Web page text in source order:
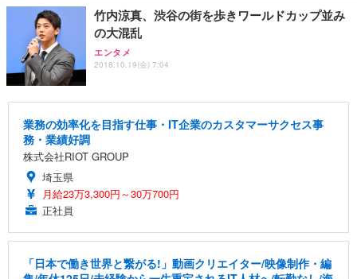
竹内涼真、渋谷の街を歩きワールドカップ並み
の大混乱
エンタメ
2018.10.19(金) 7:04
業務の効率化を目指す仕事・IT企業のカスタマーサクセス事
務・業績好調
株式会社RIOT GROUP
埼玉県
月給23万3,300円～30万700円
正社員
「日本で働き世界と繋がる!」動画クリエイター/映像制作・編